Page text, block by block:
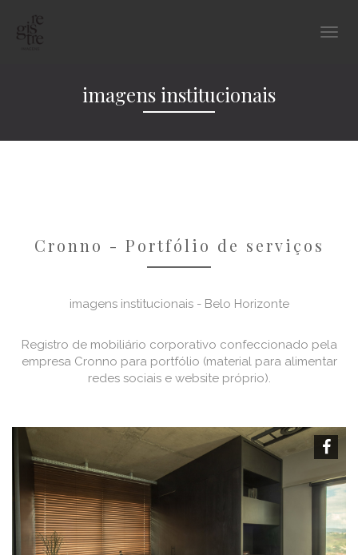
imagens institucionais
Cronno - Portfólio de serviços
imagens institucionais - Belo Horizonte
Registro de mobiliário corporativo confeccionado pela
empresa Cronno para portfólio (material para alimentar
redes sociais e website próprio).